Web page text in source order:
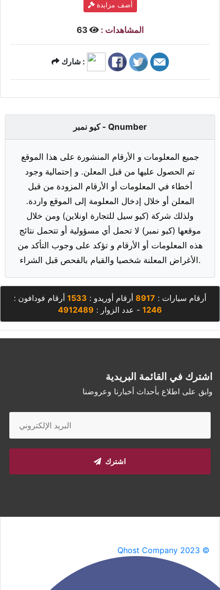
أضف مزايدة
المشاهدات : 63
شارك :
كيو نمبر - Qnumber
جميع المعلومات و الأرقام المنشورة على هذا الموقع
تم الحصول عليها من قبل المعلن. و إحتمالية وجود
أخطاء في المعلومات أو الأرقام المزودة من قبل
المعلن أو خلال إدخال المعلومة إلى الموقع واردة.
ولذلك شركة (كيو سيل للتجارة اونلاين) ومن خلال
موقعها (كيو نمبر) لا تحمل أي مسؤولية أو تتحمل نتائج
هذه المعلومات أو الأرقام و تؤكد على وجوب التأكد من
الأغراض المعلنة شخصيا والقيام بالفحص قبل الشراء.
أرقام سيارات : 8917 أرقام أوريدو : 1533 أرقام فودافون :
1246 - عدد الزوار : 4912489
اشترك في القائمة البريدية
وابق على اطلاع بأحداث أخبارنا وعروضنا
اشترك
Qhost Company 2023 ©